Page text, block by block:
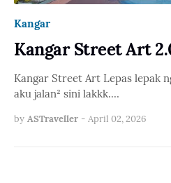
Kangar
Kangar Street Art
Kangar Street Art Lepas lepak
aku jalan² sini lakkk.…
by ASTraveller - April 02, 2026